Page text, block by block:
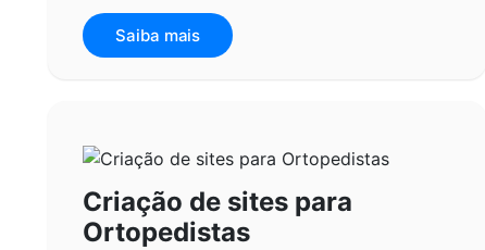
Saiba mais
Criação de sites para
Ortopedistas